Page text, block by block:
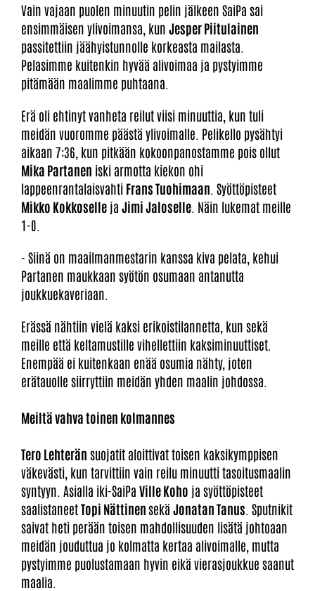
Vain vajaan puolen minuutin pelin jälkeen SaiPa sai
ensimmäisen ylivoimansa, kun Jesper Piitulainen
passitettiin jäähyistunnolle korkeasta mailasta.
Pelasimme kuitenkin hyvää alivoimaa ja pystyimme
pitämään maalimme puhtaana.
Erä oli ehtinyt vanheta reilut viisi minuuttia, kun tuli
meidän vuoromme päästä ylivoimalle. Pelikello pysähtyi
aikaan 7:36, kun pitkään kokoonpanostamme pois ollut
Mika Partanen iski armotta kiekon ohi
lappeenrantalaisvahti Frans Tuohimaan . Syöttöpisteet
Mikko Kokkoselle ja Jimi Jaloselle . Näin lukemat meille
1-0.
- Siinä on maailmanmestarin kanssa kiva pelata, kehui
Partanen maukkaan syötön osumaan antanutta
joukkuekaveriaan.
Erässä nähtiin vielä kaksi erikoistilannetta, kun sekä
meille että keltamustille vihellettiin kaksiminuuttiset.
Enempää ei kuitenkaan enää osumia nähty, joten
erätauolle siirryttiin meidän yhden maalin johdossa.
Meiltä vahva toinen kolmannes
Tero Lehterän suojatit aloittivat toisen kaksikymppisen
väkevästi, kun tarvittiin vain reilu minuutti tasoitusmaalin
syntyyn. Asialla iki-SaiPa Ville Koho ja syöttöpisteet
saalistaneetTopi NättinensekäJonatan Tanus . Sputnikit
saivat heti perään toisen mahdollisuuden lisätä johtoaan
meidän jouduttua jo kolmatta kertaa alivoimalle, mutta
pystyimme puolustamaan hyvin eikä vierasjoukkue saanut
maalia.